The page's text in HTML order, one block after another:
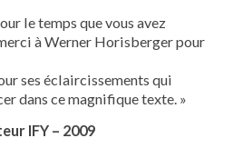
le temps que vous avez
à Werner Horisberger pour
ses éclaircissements qui
dans ce magnifique texte. »
IFY – 2009